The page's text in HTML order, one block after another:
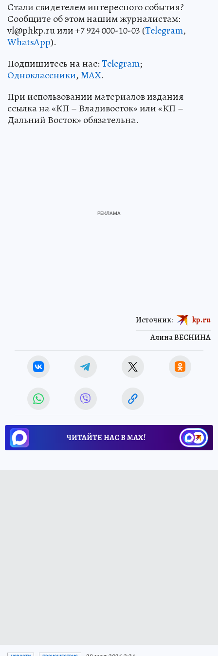
Стали свидетелем интересного события?
Сообщите об этом нашим журналистам:
vl@phkp.ru или +7 924 000-10-03 (Telegram,
WhatsApp).
Подпишитесь на нас:Telegram;
Одноклассники,MAX.
При использовании материалов издания
ссылка на «КП – Владивосток» или «КП –
Дальний Восток» обязательна.
Алина ВЕСНИНА
Источник: kp.ru
ЧИТАЙТЕ НАС В МАХ!